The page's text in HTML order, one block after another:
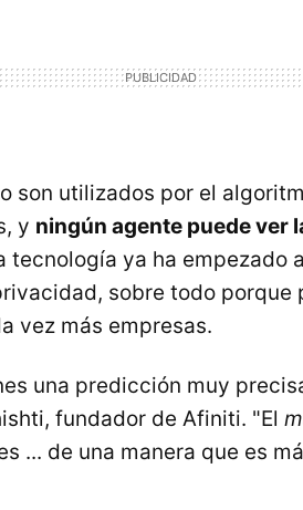
son utilizados por el
y ningún agente puede ver
tecnología ya ha empezado
sobre todo
vez más empresas.
una predicción muy
fundador de Afiniti. "El
... de una manera que es